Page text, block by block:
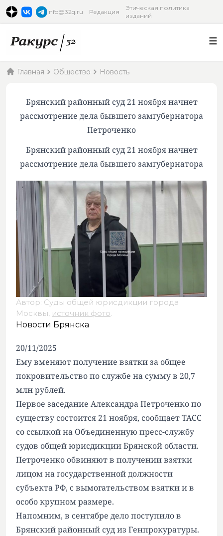
info@32q.ru Редакция
Этическая политика
изданий
Главная Общество Новость
Брянский районный суд 21 ноября начнет
рассмотрение дела бывшего замгубернатора
Петроченко
Брянский районный суд 21 ноября начнет
рассмотрение дела бывшего замгубернатора
Автор: Суды общей юрисдикции города
Москвы, источник фото.
Новости Брянска
20/11/2025
Ему вменяют получение взятки за общее
покровительство по службе на сумму в 20,7
млн рублей.
Первое заседание Александра Петроченко по
существу состоится 21 ноября, сообщает ТАСС
со ссылкой на Объединенную пресс-службу
судов общей юрисдикции Брянской области.
Петроченко обвиняют в получении взятки
лицом на государственной должности
субъекта РФ, с вымогательством взятки и в
особо крупном размере.
Напомним, в сентябре дело поступило в
Брянский районный суд из Генпрокуратуры.